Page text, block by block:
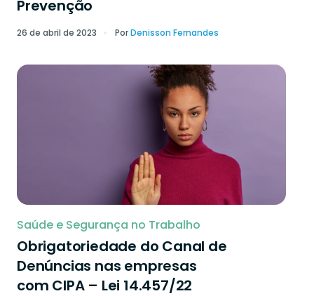
Prevenção
26 de abril de 2023 PorDenisson Fernandes
Saúde e Segurança no Trabalho
Obrigatoriedade do Canal de
Denúncias nas empresas
com CIPA – Lei 14.457/22